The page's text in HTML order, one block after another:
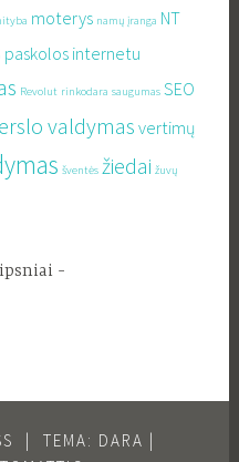
moterys namų įranga NT
paskolos internetu
Revolut rinkodara saugumas SEO
valdymas vertimų
šventės žiedai žuvų
|
TEMA: DARA |